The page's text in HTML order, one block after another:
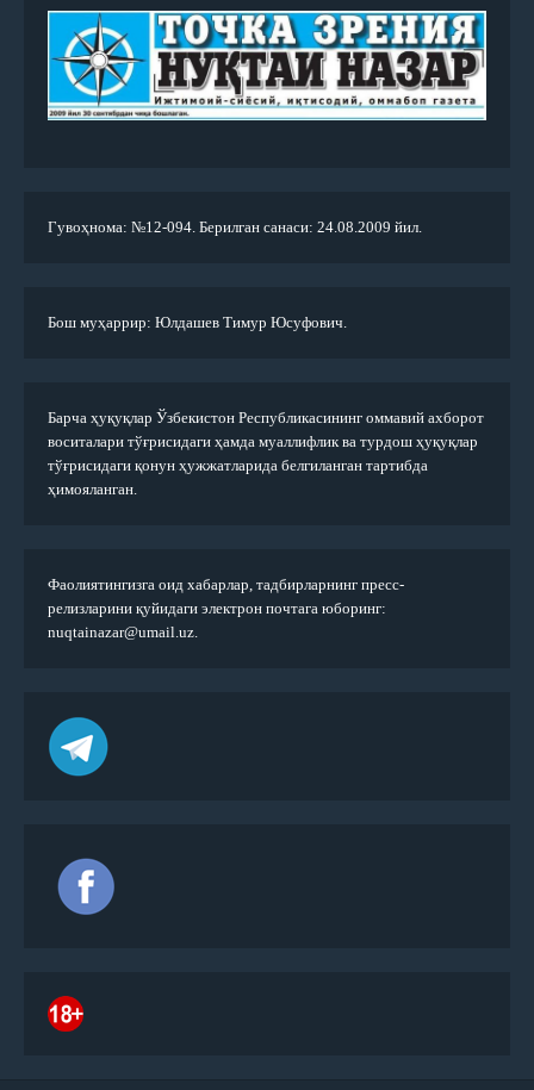
Гувоҳнома: №12-094. Берилган санаси: 24.08.2009 йил.
Бош муҳаррир: Юлдашев Тимур Юсуфович.
Барча ҳуқуқлар Ўзбекистон Республикасининг оммавий ахборот
воситалари тўғрисидаги ҳамда муаллифлик ва турдош ҳуқуқлар
тўғрисидаги қонун ҳужжатларида белгиланган тартибда
ҳимояланган.
Фаолиятингизга оид хабарлар, тадбирларнинг пресс-
релизларини қуйидаги электрон почтага юборинг:
nuqtainazar@umail.uz.